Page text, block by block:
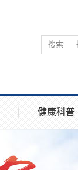
搜索
健康科普